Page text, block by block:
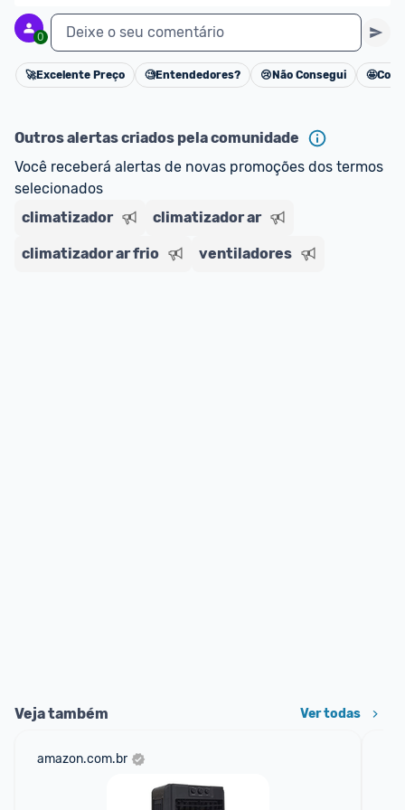
0 Deixe o seu comentário
Cancelar
🚀Excelente Preço 🧐Entendedores? 😢 Não Consegui 🤩
Outros alertas criados pela comunidade
Você receberá alertas de novas promoções dos termos
selecionados
climatizador
climatizador ar
climatizador ar frio ventiladores
Veja também Ver todas
amazon.com.br